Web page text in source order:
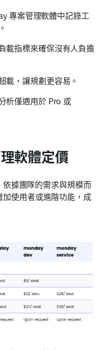
專案管理軟體中記錄工
載指標來確保沒有人負擔
載，讓規劃更容易。
析僅適用於 Pro 或
軟體定價
據團隊的需求與規模而
使用者或進階功能，成